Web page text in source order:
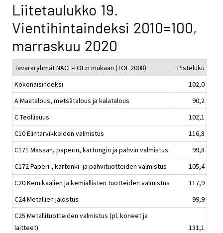
Liitetaulukko 19.
Vientihintaindeksi 2010=100,
marraskuu 2020
Tavararyhmät NACE-TOL:n mukaan (TOL 2008)
Pisteluku
Kokonaisindeksi
102,0
A Maatalous, metsätalous ja kalatalous
90,2
C Teollisuus
102,1
C10 Elintarvikkeiden valmistus
116,8
C171 Massan, paperin, kartongin ja pahvin valmistus
99,8
C172 Paperi-, kartonki- ja pahvituotteiden valmistus
105,4
C20 Kemikaalien ja kemiallisten tuotteiden valmistus
117,9
C24 Metallien jalostus
99,9
C25 Metallituotteiden valmistus (pl. koneet ja
laitteet)
131,1